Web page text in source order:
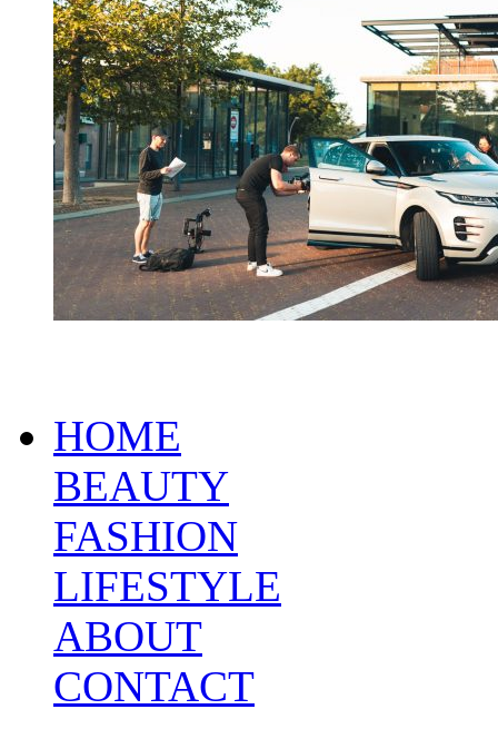
HOME
BEAUTY
FASHION
LIFESTYLE
ABOUT
CONTACT